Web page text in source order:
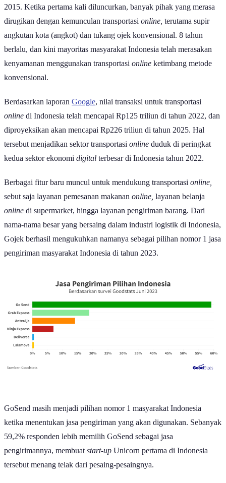
2015. Ketika pertama kali diluncurkan, banyak pihak yang merasa
dirugikan dengan kemunculan transportasi online, terutama supir
angkutan kota (angkot) dan tukang ojek konvensional. 8 tahun
berlalu, dan kini mayoritas masyarakat Indonesia telah merasakan
kenyamanan menggunakan transportasi online ketimbang metode
konvensional.
Berdasarkan laporan Google, nilai transaksi untuk transportasi
online di Indonesia telah mencapai Rp125 triliun di tahun 2022, dan
diproyeksikan akan mencapai Rp226 triliun di tahun 2025. Hal
tersebut menjadikan sektor transportasi online duduk di peringkat
kedua sektor ekonomi digital terbesar di Indonesia tahun 2022.
Berbagai fitur baru muncul untuk mendukung transportasi online,
sebut saja layanan pemesanan makanan online, layanan belanja
online di supermarket, hingga layanan pengiriman barang. Dari
nama-nama besar yang bersaing dalam industri logistik di Indonesia,
Gojek berhasil mengukuhkan namanya sebagai pilihan nomor 1 jasa
pengiriman masyarakat Indonesia di tahun 2023.
GoSend masih menjadi pilihan nomor 1 masyarakat Indonesia
ketika menentukan jasa pengiriman yang akan digunakan. Sebanyak
59,2% responden lebih memilih GoSend sebagai jasa
pengirimannya, membuatstart-up Unicorn pertama di Indonesia
tersebut menang telak dari pesaing-pesaingnya.